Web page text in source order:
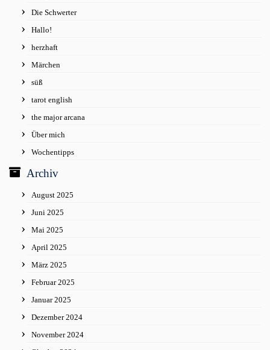
Die Schwerter
Hallo!
herzhaft
Märchen
süß
tarot english
the major arcana
Über mich
Wochentipps
Archiv
August 2025
Juni 2025
Mai 2025
April 2025
März 2025
Februar 2025
Januar 2025
Dezember 2024
November 2024